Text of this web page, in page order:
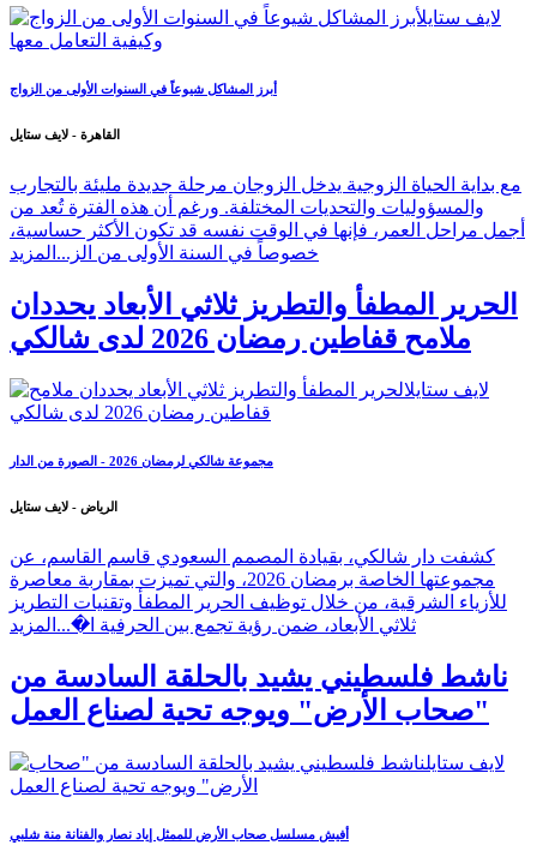
أبرز المشاكل شيوعاً في السنوات الأولى من الزواج
القاهرة - لايف ستايل
مع بداية الحياة الزوجية يدخل الزوجان مرحلة جديدة مليئة بالتجارب
والمسؤوليات والتحديات المختلفة. ورغم أن هذه الفترة تُعد من
أجمل مراحل العمر، فإنها في الوقت نفسه قد تكون الأكثر حساسية،
خصوصاً في السنة الأولى من الز... المزيد
الحرير المطفأ والتطريز ثلاثي الأبعاد يحددان
ملامح قفاطين رمضان 2026 لدى شالكي
مجموعة شالكي لرمضان 2026 - الصورة من الدار
الرياض - لايف ستايل
كشفت دار شالكي، بقيادة المصمم السعودي قاسم القاسم، عن
مجموعتها الخاصة برمضان 2026، والتي تميزت بمقاربة معاصرة
للأزياء الشرقية، من خلال توظيف الحرير المطفأ وتقنيات التطريز
ثلاثي الأبعاد، ضمن رؤية تجمع بين الحرفية ا�... المزيد
ناشط فلسطيني يشيد بالحلقة السادسة من
"صحاب الأرض" ويوجه تحية لصناع العمل
أفيش مسلسل صحاب الأرض للممثل إياد نصار والفنانة منة شلبي